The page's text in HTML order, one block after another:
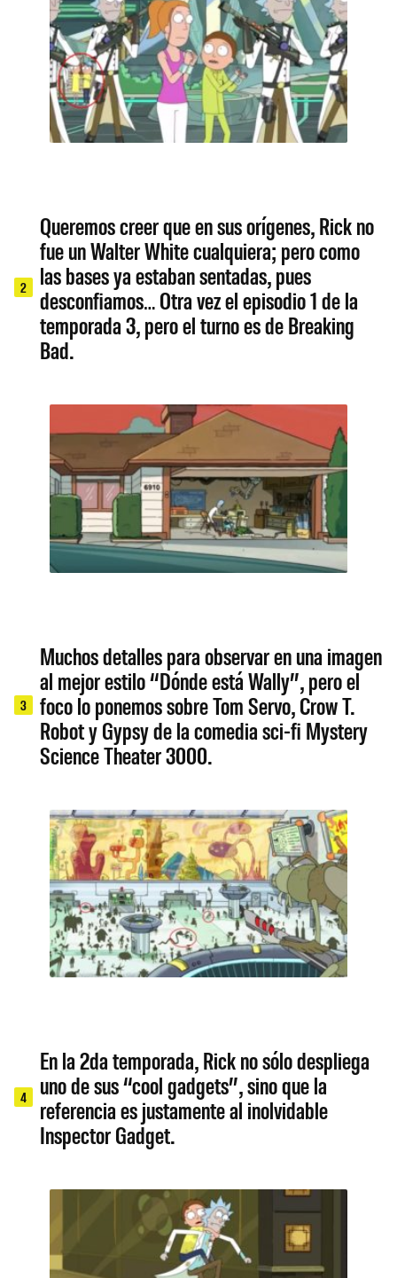
2
Queremos creer que en sus orígenes, Rick no
fue un Walter White cualquiera; pero como
las bases ya estaban sentadas, pues
desconfiamos… Otra vez el episodio 1 de la
temporada 3, pero el turno es de Breaking
Bad.
3
Muchos detalles para observar en una imagen
al mejor estilo “Dónde está Wally”, pero el
foco lo ponemos sobre Tom Servo, Crow T.
Robot y Gypsy de la comedia sci-fi Mystery
Science Theater 3000.
4
En la 2da temporada, Rick no sólo despliega
uno de sus “cool gadgets”, sino que la
referencia es justamente al inolvidable
Inspector Gadget.